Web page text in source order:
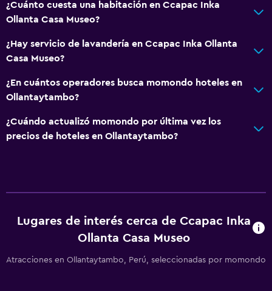
¿Cuánto cuesta una habitación en Ccapac Inka
Ollanta Casa Museo?
¿Hay servicio de lavandería en Ccapac Inka Ollanta
Casa Museo?
¿En cuántos operadores busca momondo hoteles en
Ollantaytambo?
¿Cuándo actualizó momondo por última vez los
precios de hoteles en Ollantaytambo?
Lugares de interés cerca de Ccapac Inka
Ollanta Casa Museo
Atracciones en Ollantaytambo, Perú, seleccionadas por momondo